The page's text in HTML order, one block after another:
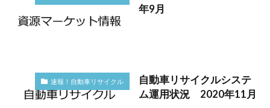
年9月
速報！自動車リサイクル
自動車リサイクルシステ
ム運用状況 2020年11月